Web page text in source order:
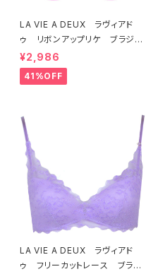
LA VIE A DEUX ラヴィアド
ゥ リボンアップリケ ブラジャ
ー（ラベンダー） 22293 SA
LE セール 送料無料
¥2,986
41%OFF
LA VIE A DEUX ラヴィアド
ゥ フリーカットレース ブラレ